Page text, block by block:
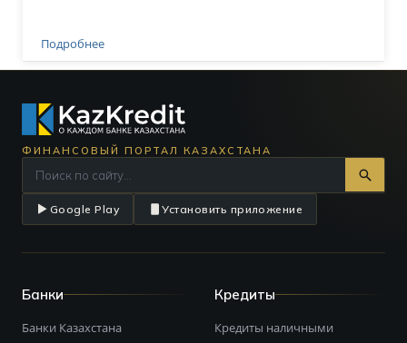
Подробнее
ФИНАНСОВЫЙ ПОРТАЛ КАЗАХСТАНА
Google Play Установить приложение
Банки
Банки Казахстана
Кредиты
Кредиты наличными